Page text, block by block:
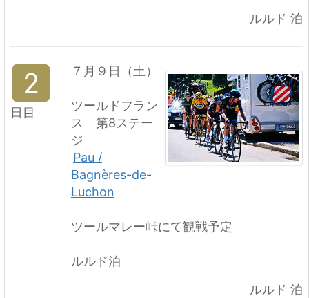
ルルド 泊
2
日目
７月９日（土）
ツールドフラン
ス 第8ステー
ジ
Pau /
Bagnères-de-
Luchon
ツールマレー峠にて観戦予定
ルルド泊
ルルド 泊